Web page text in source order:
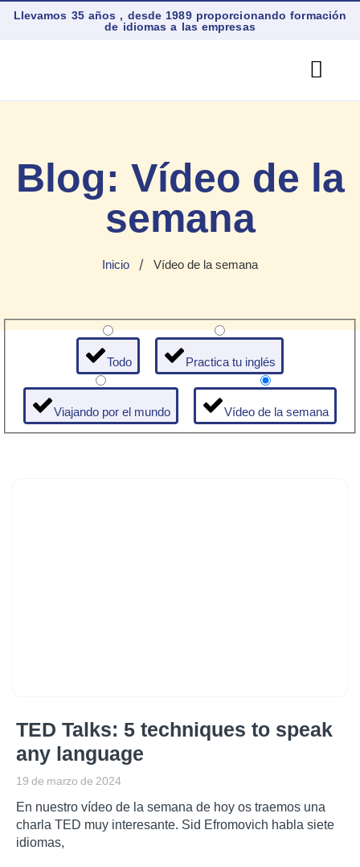
Llevamos 35 años , desde 1989 proporcionando formación
de idiomas a las empresas
Blog: Vídeo de la
semana
Inicio / Vídeo de la semana
Todo Practica tu inglés
Viajando por el mundo Vídeo de la semana
TED Talks: 5 techniques to speak
any language
19 de marzo de 2024
En nuestro vídeo de la semana de hoy os traemos una
charla TED muy interesante. Sid Efromovich habla siete
idiomas,